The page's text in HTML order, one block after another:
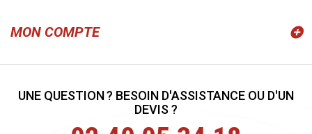
MON COMPTE
UNE QUESTION ? BESOIN D'ASSISTANCE OU D'UN
DEVIS ?